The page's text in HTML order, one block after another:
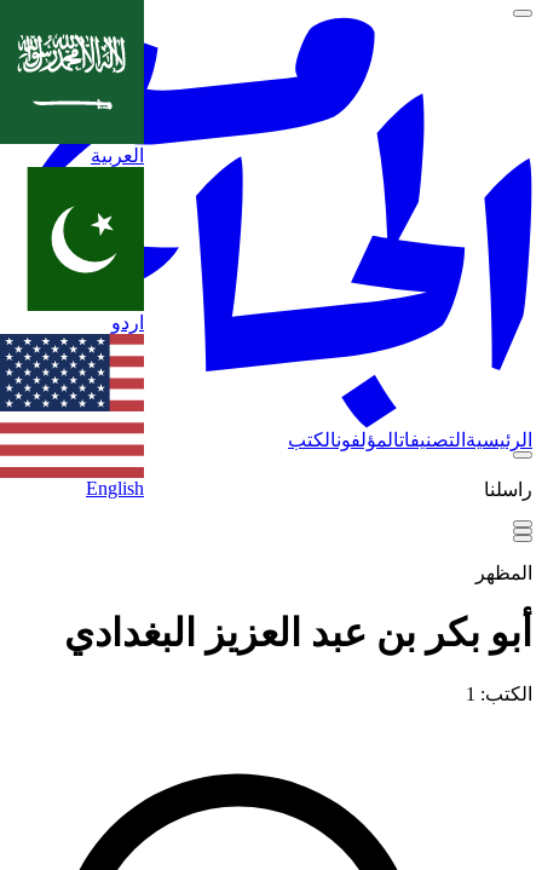
الرئيسية التصنيفاتالمؤلفونالكتب
راسلنا
العربية
اردو
English
المظهر
أبو بكر بن عبد العزيز البغدادي
الكتب: 1